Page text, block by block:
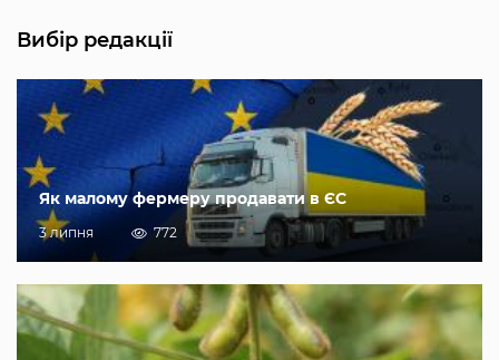
Вибір редакції
Як малому фермеру продавати в ЄС
3 липня 772